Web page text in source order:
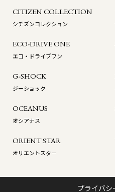
CITIZEN COLLECTION
シチズンコレクション
ECO-DRIVE ONE
エコ・ドライブワン
G-SHOCK
ジーショック
OCEANUS
オシアナス
ORIENT STAR
オリエントスター
プライバシ